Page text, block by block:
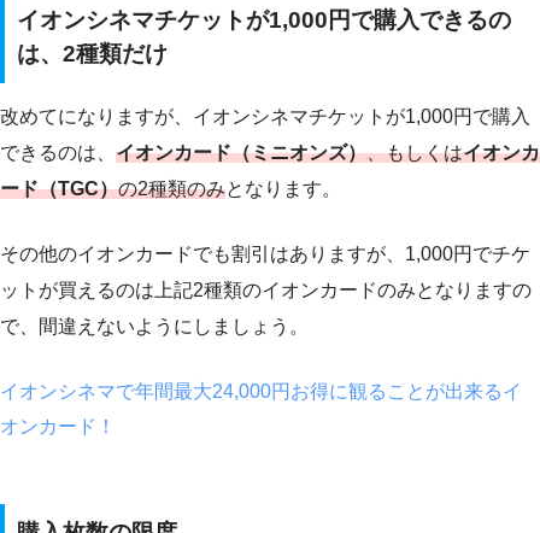
イオンシネマチケットが1,000円で購入できるの
は、2種類だけ
改めてになりますが、イオンシネマチケットが1,000円で購入
できるのは、 イオンカード（ミニオンズ）、もしくはイオンカ
ード（TGC）の2種類のみとなります。
その他のイオンカードでも割引はありますが、1,000円でチケ
ットが買えるのは上記2種類のイオンカードのみとなりますの
で、間違えないようにしましょう。
イオンシネマで年間最大24,000円お得に観ることが出来るイ
オンカード！